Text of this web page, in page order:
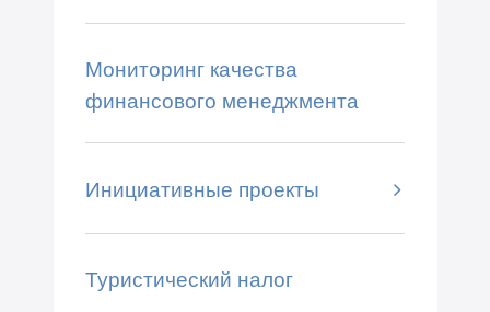
Мониторинг качества
финансового менеджмента
Инициативные проекты
Туристический налог